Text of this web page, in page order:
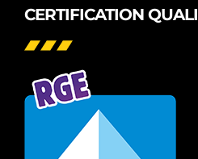
CERTIFICATION